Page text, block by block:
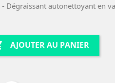
Dégraissant autonettoyant en
AJOUTER AU PANIER